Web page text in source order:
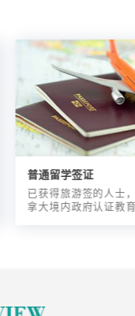
普通留学签证
已获得旅游签的人士
拿大境内政府认证教